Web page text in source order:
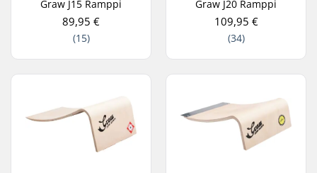
Graw J15 Ramppi
89,95 €
(15)
Graw J20 Ramppi
109,95 €
(34)